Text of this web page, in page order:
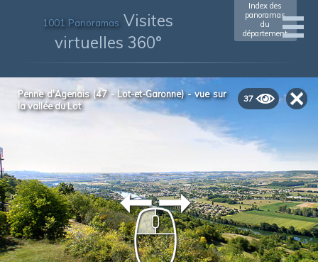
1001 Panoramas Visites
virtuelles 360°
Index des
panoramas
du
département
37
Penne d'Agenais (47 - Lot-et-Garonne) - vue sur
la vallée du Lot